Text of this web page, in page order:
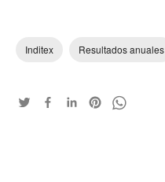
Inditex Resultados anuales